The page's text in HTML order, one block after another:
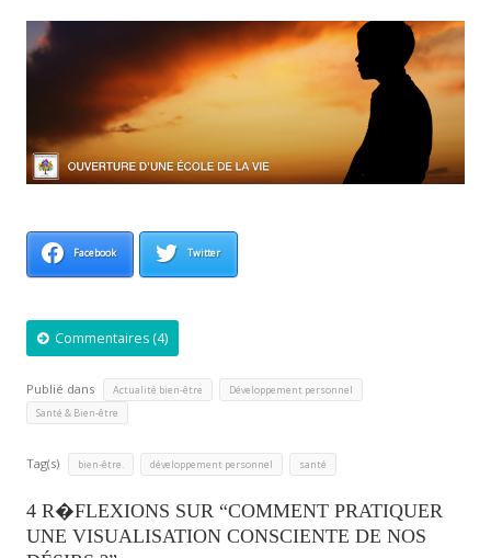
Facebook Twitter
Commentaires (4)
Publié dans Actualité bien-être Développement personnel
Santé & Bien-être
Tag(s) bien-être. développement personnel santé
4 R�FLEXIONS SUR “COMMENT PRATIQUER
UNE VISUALISATION CONSCIENTE DE NOS